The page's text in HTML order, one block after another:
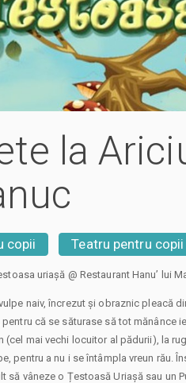
la
copii Teatru pentru copii
uriașă @ Restaurant Hanu’ lui
naiv, încrezut și obraznic pleacă
că se săturase să tot mănânce
(cel mai vechi locuitor al pădurii), la
pentru a nu i se întâmpla vreun rău.
să vâneze o Țestoasă Uriașă sau un